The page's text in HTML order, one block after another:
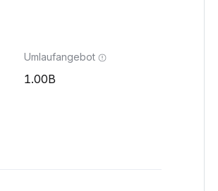
Umlaufangebot
1.00B